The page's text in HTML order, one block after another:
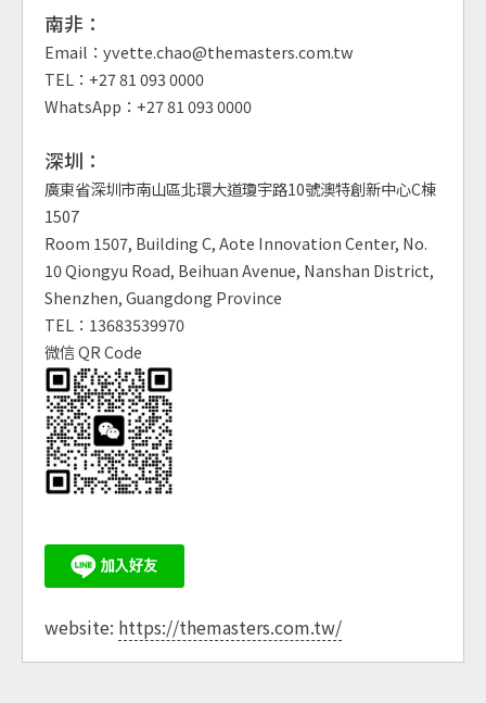
南非：
Email：yvette.chao@themasters.com.tw
TEL：+27 81 093 0000
WhatsApp：+27 81 093 0000
深圳：
廣東省深圳市南山區北環大道瓊宇路10號澳特創新中心C棟
1507
Room 1507, Building C, Aote Innovation Center, No.
10 Qiongyu Road, Beihuan Avenue, Nanshan District,
Shenzhen, Guangdong Province
TEL：13683539970
微信 QR Code
website: https://themasters.com.tw/